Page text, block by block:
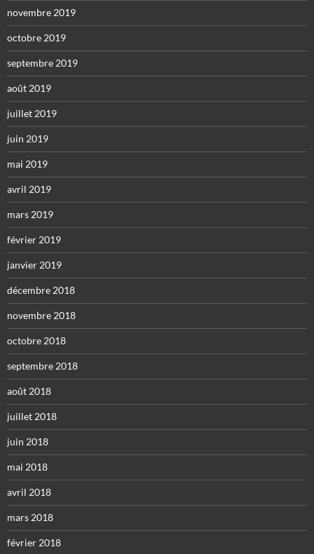
novembre 2019
octobre 2019
septembre 2019
août 2019
juillet 2019
juin 2019
mai 2019
avril 2019
mars 2019
février 2019
janvier 2019
décembre 2018
novembre 2018
octobre 2018
septembre 2018
août 2018
juillet 2018
juin 2018
mai 2018
avril 2018
mars 2018
février 2018